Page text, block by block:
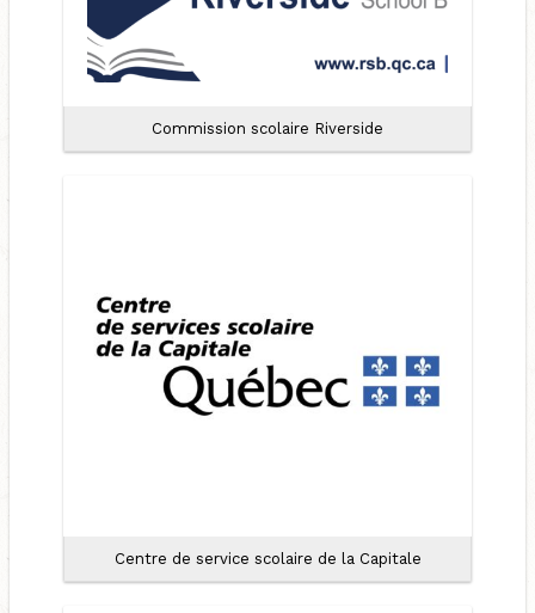
Commission scolaire Riverside
Centre de service scolaire de la Capitale